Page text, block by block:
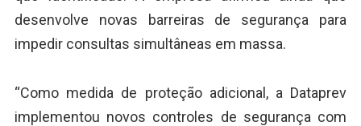
desenvolve novas barreiras de segurança para
impedir consultas simultâneas em massa.
“Como medida de proteção adicional, a Dataprev
implementou novos controles de segurança com